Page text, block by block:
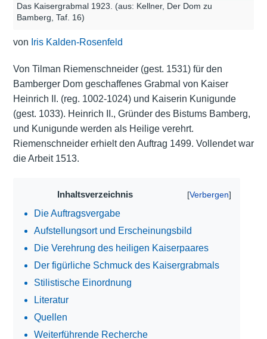
Das Kaisergrabmal 1923. (aus: Kellner, Der Dom zu
Bamberg, Taf. 16)
von Iris Kalden-Rosenfeld
Von Tilman Riemenschneider (gest. 1531) für den
Bamberger Dom geschaffenes Grabmal von Kaiser
Heinrich II. (reg. 1002-1024) und Kaiserin Kunigunde
(gest. 1033). Heinrich II., Gründer des Bistums Bamberg,
und Kunigunde werden als Heilige verehrt.
Riemenschneider erhielt den Auftrag 1499. Vollendet war
die Arbeit 1513.
Inhaltsverzeichnis
Die Auftragsvergabe
Aufstellungsort und Erscheinungsbild
Die Verehrung des heiligen Kaiserpaares
Der figürliche Schmuck des Kaisergrabmals
Stilistische Einordnung
Literatur
Quellen
Weiterführende Recherche